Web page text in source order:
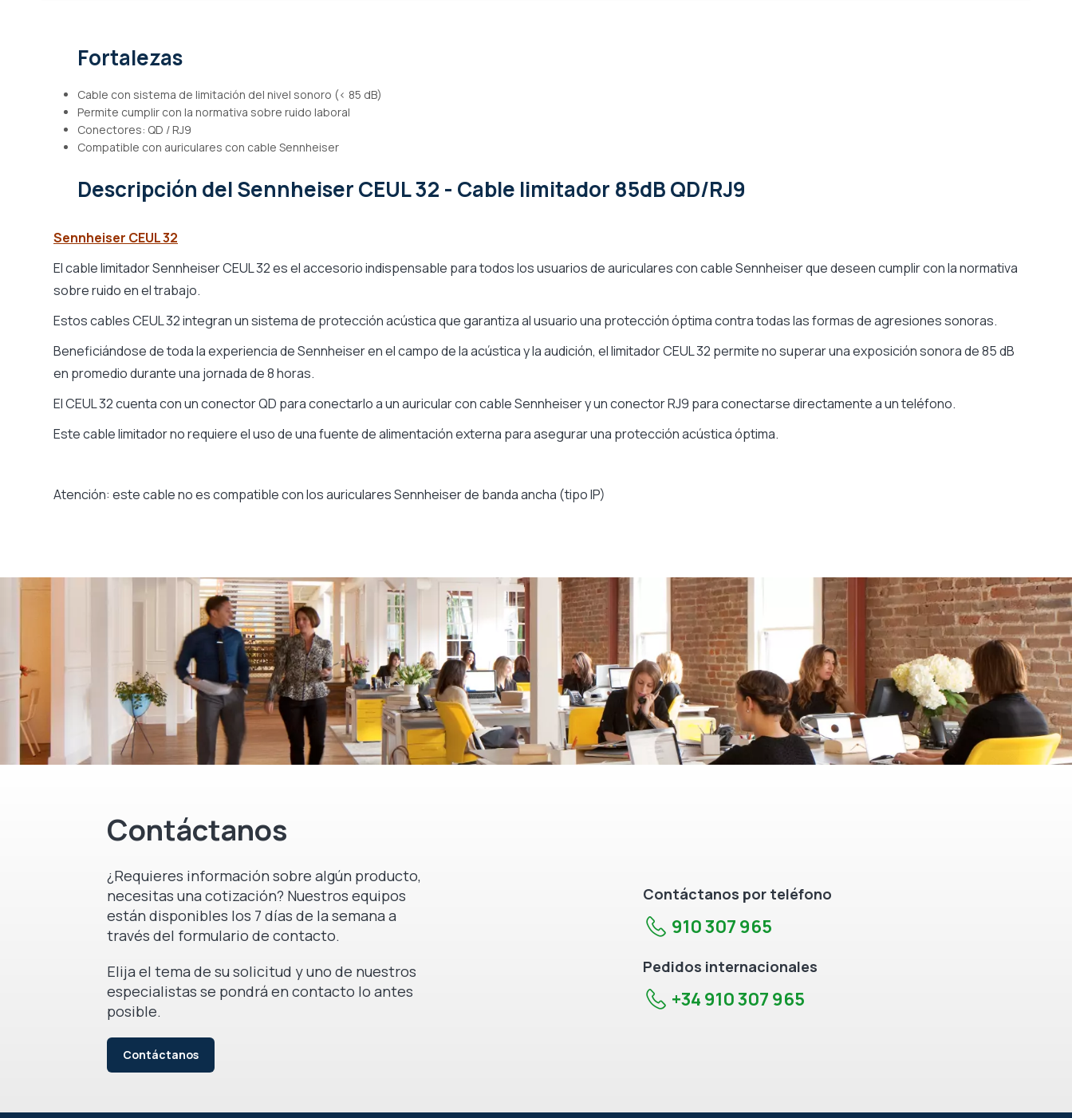
de
Fortalezas
Cable con sistema de limitación del nivel sonoro (< 85 dB)
Permite cumplir con la normativa sobre ruido laboral
Conectores: QD / RJ9
Compatible con auriculares con cable Sennheiser
Descripción del Sennheiser CEUL 32 - Cable limitador 85dB QD/RJ9
Sennheiser CEUL 32
El cable limitador Sennheiser CEUL 32 es el accesorio indispensable para todos los usuarios de auriculares con cable Sennheiser que deseen cumplir con la normativa
sobre ruido en el trabajo.
Estos cables CEUL 32 integran un sistema de protección acústica que garantiza al usuario una protección óptima contra todas las formas de agresiones sonoras.
Beneficiándose de toda la experiencia de Sennheiser en el campo de la acústica y la audición, el limitador CEUL 32 permite no superar una exposición sonora de 85 dB
en promedio durante una jornada de 8 horas.
El CEUL 32 cuenta con un conector QD para conectarlo a un auricular con cable Sennheiser y un conector RJ9 para conectarse directamente a un teléfono.
Este cable limitador no requiere el uso de una fuente de alimentación externa para asegurar una protección acústica óptima.
Atención: este cable no es compatible con los auriculares Sennheiser de banda ancha (tipo IP)
Contáctanos
¿Requieres información sobre algún producto,
necesitas una cotización? Nuestros equipos
están disponibles los 7 días de la semana a
través del formulario de contacto.
Elija el tema de su solicitud y uno de nuestros
especialistas se pondrá en contacto lo antes
posible.
Contáctanos
Contáctanos por teléfono
910 307 965
Pedidos internacionales
+34 910 307 965